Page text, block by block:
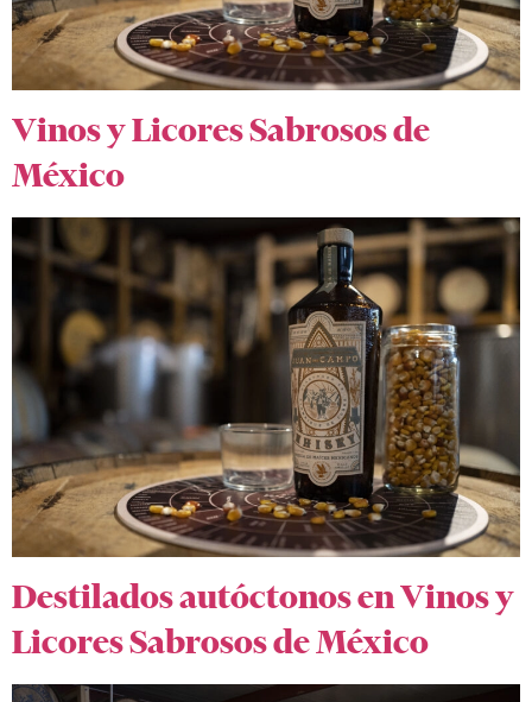
Vinos y Licores Sabrosos de
México
Destilados autóctonos en Vinos y
Licores Sabrosos de México